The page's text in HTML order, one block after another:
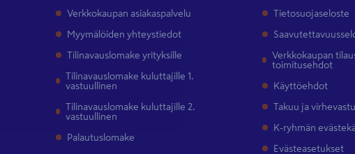
Verkkokaupan asiakaspalvelu
Myymälöiden yhteystiedot
Tilinavauslomake yrityksille
Tilinavauslomake kuluttajille 1.
vastuullinen
Tilinavauslomake kuluttajille 2.
vastuullinen
Palautuslomake
Tietosuojaseloste
Verkkokaupan
toimitusehdot
Käyttöehdot
Takuu ja
K-ryhmän
Evästeasetukset